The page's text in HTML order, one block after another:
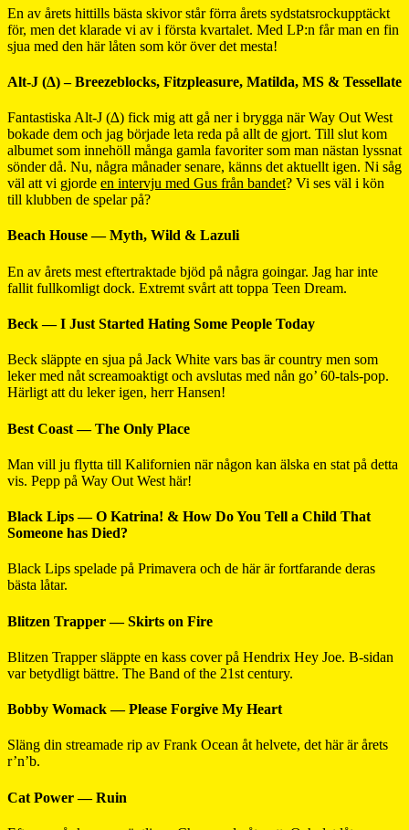
En av årets hittills bästa skivor står förra årets sydstatsrockupptäckt
för, men det klarade vi av i första kvartalet. Med LP:n får man en fin
sjua med den här låten som kör över det mesta!
Alt-J (∆) – Breezeblocks, Fitzpleasure, Matilda, MS & Tessellate
Fantastiska Alt-J (∆) fick mig att gå ner i brygga när Way Out West
bokade dem och jag började leta reda på allt de gjort. Till slut kom
albumet som innehöll många gamla favoriter som man nästan lyssnat
sönder då. Nu, några månader senare, känns det aktuellt igen. Ni såg
väl att vi gjorde en intervju med Gus från bandet? Vi ses väl i kön
till klubben de spelar på?
Beach House — Myth, Wild & Lazuli
En av årets mest eftertraktade bjöd på några goingar. Jag har inte
fallit fullkomligt dock. Extremt svårt att toppa Teen Dream.
Beck — I Just Started Hating Some People Today
Beck släppte en sjua på Jack White vars bas är country men som
leker med nåt screamoaktigt och avslutas med nån go’ 60-tals-pop.
Härligt att du leker igen, herr Hansen!
Best Coast — The Only Place
Man vill ju flytta till Kalifornien när någon kan älska en stat på detta
vis. Pepp på Way Out West här!
Black Lips — O Katrina! & How Do You Tell a Child That
Someone has Died?
Black Lips spelade på Primavera och de här är fortfarande deras
bästa låtar.
Blitzen Trapper — Skirts on Fire
Blitzen Trapper släppte en kass cover på Hendrix Hey Joe. B-sidan
var betydligt bättre. The Band of the 21st century.
Bobby Womack — Please Forgive My Heart
Släng din streamade rip av Frank Ocean åt helvete, det här är årets
r’n’b.
Cat Power — Ruin